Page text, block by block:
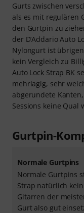
Gurts zwischen
als es mit regulären
den Gurtpin zu
der D’Addario Auto
Nylongurt ist
kein Vergleich zu
Auto Lock Strap BK
mehrlagig, sehr
abgerundete
Sessions keine Qual
Gurtpin-
Normale Gurtpins
Normale Gurtpins
Strap natürlich
Gitarren der
Gurt also gut